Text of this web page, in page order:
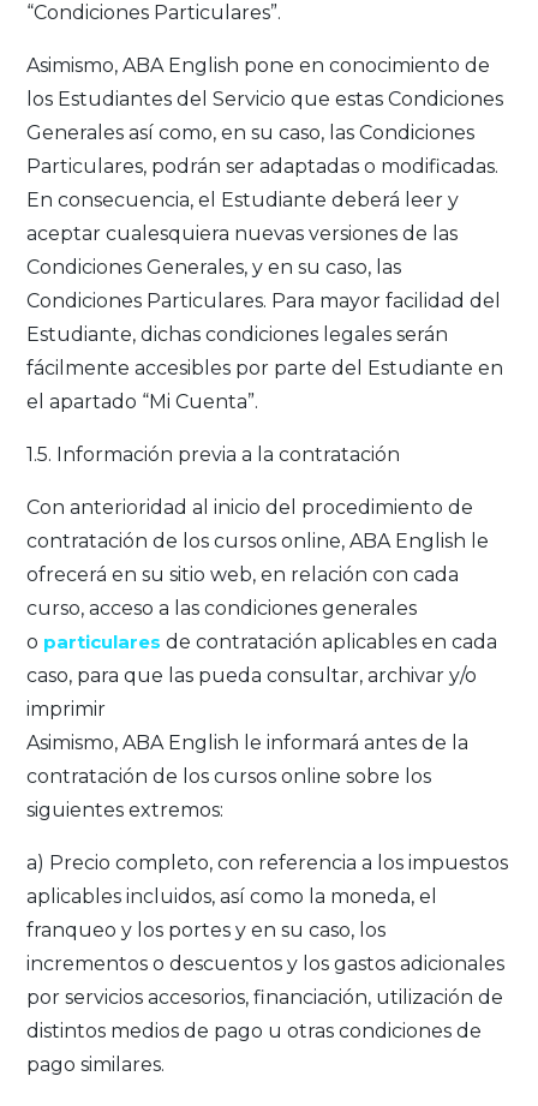
“Condiciones Particulares”.
Asimismo, ABA English pone en conocimiento de
los Estudiantes del Servicio que estas Condiciones
Generales así como, en su caso, las Condiciones
Particulares, podrán ser adaptadas o modificadas.
En consecuencia, el Estudiante deberá leer y
aceptar cualesquiera nuevas versiones de las
Condiciones Generales, y en su caso, las
Condiciones Particulares. Para mayor facilidad del
Estudiante, dichas condiciones legales serán
fácilmente accesibles por parte del Estudiante en
el apartado “Mi Cuenta”.
1.5. Información previa a la contratación
Con anterioridad al inicio del procedimiento de
contratación de los cursos online, ABA English le
ofrecerá en su sitio web, en relación con cada
curso, acceso a las condiciones generales
o particulares de contratación aplicables en cada
caso, para que las pueda consultar, archivar y/o
imprimir
Asimismo, ABA English le informará antes de la
contratación de los cursos online sobre los
siguientes extremos:
a) Precio completo, con referencia a los impuestos
aplicables incluidos, así como la moneda, el
franqueo y los portes y en su caso, los
incrementos o descuentos y los gastos adicionales
por servicios accesorios, financiación, utilización de
distintos medios de pago u otras condiciones de
pago similares.